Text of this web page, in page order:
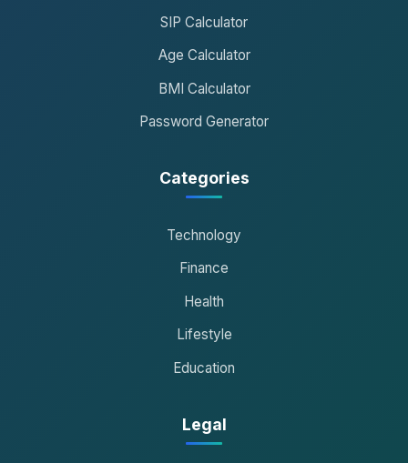
SIP Calculator
Age Calculator
BMI Calculator
Password Generator
Categories
Technology
Finance
Health
Lifestyle
Education
Legal